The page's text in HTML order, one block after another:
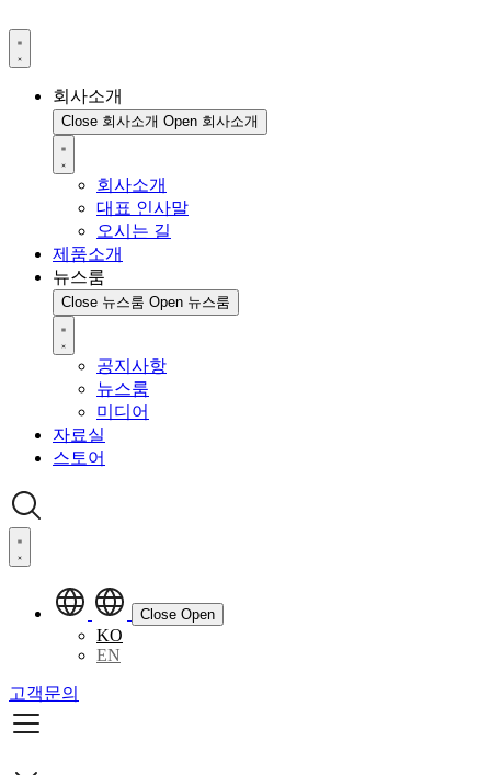
회사소개
Close 회사소개 Open 회사소개
회사소개
대표 인사말
오시는 길
제품소개
뉴스룸
Close 뉴스룸 Open 뉴스룸
공지사항
뉴스룸
미디어
자료실
스토어
Close Open
KO
EN
고객문의